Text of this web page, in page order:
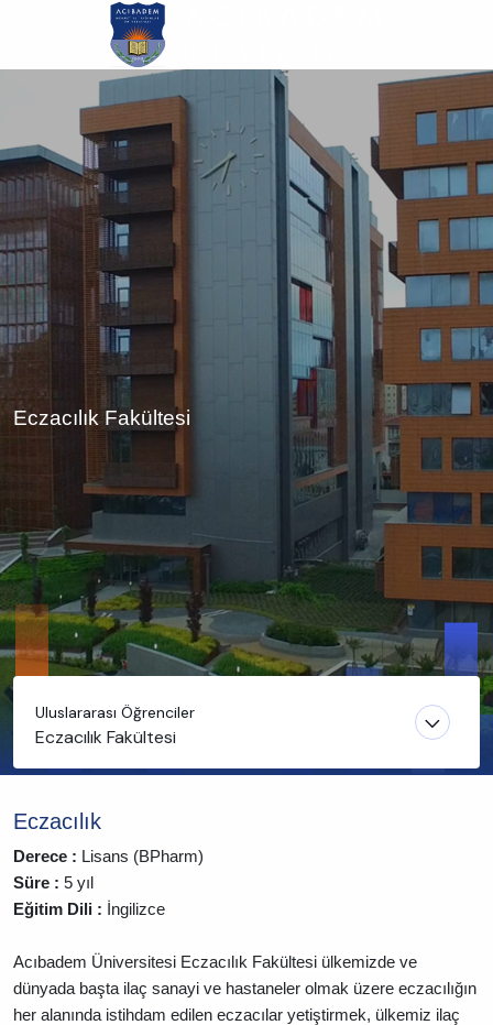
atla
Eczacılık Fakültesi
Uluslararası Öğrenciler
Eczacılık Fakültesi
Eczacılık
Derece : Lisans (BPharm)
Süre : 5 yıl
Eğitim Dili : İngilizce
Acıbadem Üniversitesi Eczacılık Fakültesi ülkemizde ve
dünyada başta ilaç sanayi ve hastaneler olmak üzere eczacılığın
her alanında istihdam edilen eczacılar yetiştirmek, ülkemiz ilaç